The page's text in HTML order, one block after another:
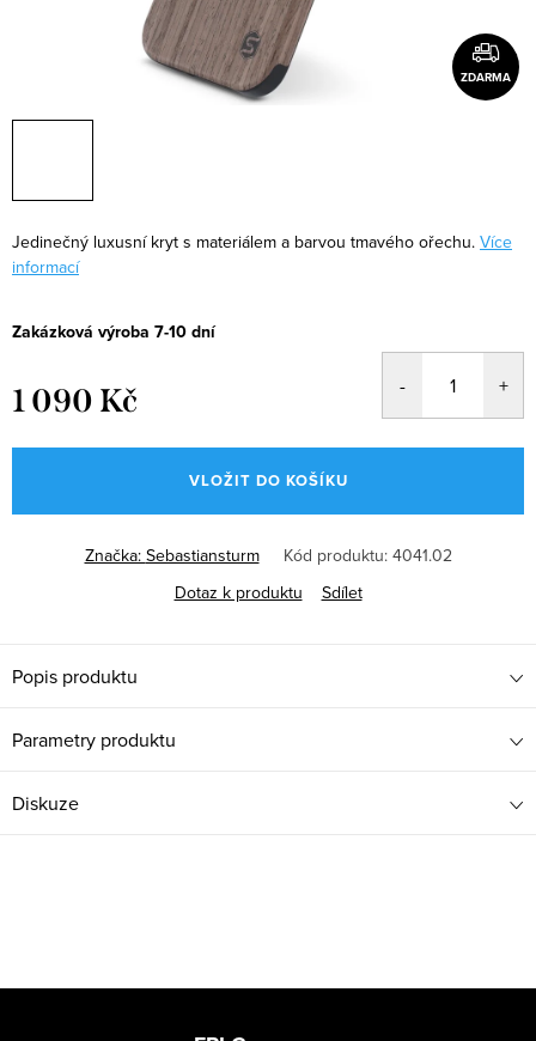
ZDARMA
Jedinečný luxusní kryt s materiálem a barvou tmavého ořechu. Více
informací
Zakázková výroba 7-10 dní
1 090 Kč
cena:
VLOŽIT DO KOŠÍKU
Značka: Sebastiansturm Kód produktu: 4041.02
Dotaz k produktu
Sdílet
Popis produktu
Parametry produktu
Diskuze